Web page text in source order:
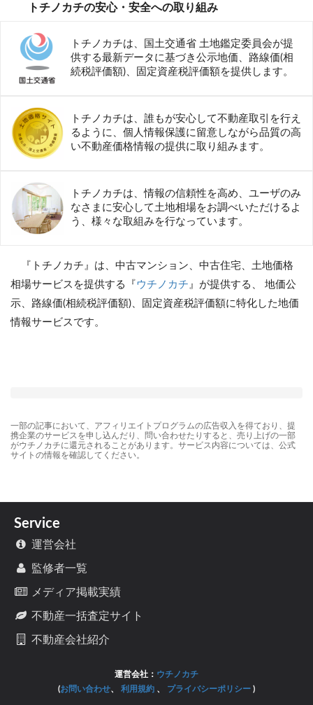
トチノカチの安心・安全への取り組み
トチノカチは、国土交通省 土地鑑定委員会が提
供する最新データに基づき公示地価、路線価(相
続税評価額)、固定資産税評価額を提供します。
トチノカチは、誰もが安心して不動産取引を行え
るように、個人情報保護に留意しながら品質の高
い不動産価格情報の提供に取り組みます。
トチノカチは、情報の信頼性を高め、ユーザのみ
なさまに安心して土地相場をお調べいただけるよ
う、様々な取組みを行なっています。
『トチノカチ』は、中古マンション、中古住宅、土地価格
相場サービスを提供する『 ウチノカチ 』が提供する、 地価公
示、路線価(相続税評価額)、固定資産税評価額に特化した地価
情報サービスです。
一部の記事において、アフィリエイトプログラムの広告収入を得ており、提
携企業のサービスを申し込んだり、問い合わせたりすると、売り上げの一部
がウチノカチに還元されることがあります。サービス内容については、公式
サイトの情報を確認してください。
Service
運営会社
監修者一覧
メディア掲載実績
不動産一括査定サイト
不動産会社紹介
運営会社： ウチノカチ
(お問い合わせ、 利用規約 、 プライバシーポリシー )